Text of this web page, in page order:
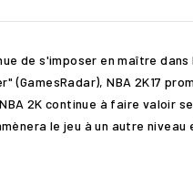
de s'imposer en maître
NBA 2K17
2K continue à faire valoir
le jeu à un autre